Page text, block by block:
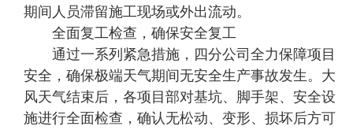
期间人员滞留施工现场或外出流动。
全面复工检查，确保安全复工
通过一系列紧急措施，四分公司全力保障项目
安全，确保极端天气期间无安全生产事故发生。大
风天气结束后，各项目部对基坑、脚手架、安全设
施进行全面检查，确认无松动、变形、损坏后方可